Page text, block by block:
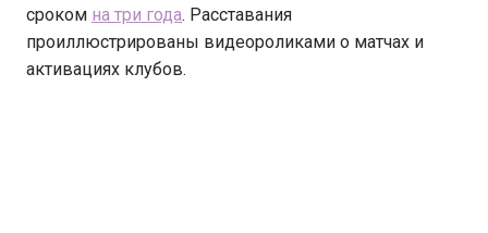
сроком на три года. Расставания
проиллюстрированы видеороликами о матчах и
активациях клубов.